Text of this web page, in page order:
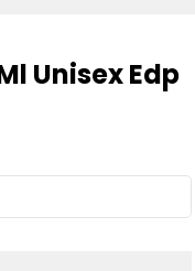
Unisex Edp